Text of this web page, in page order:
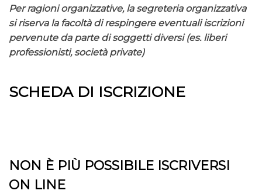
Per ragioni organizzative, la segreteria organizzativa
si riserva la facoltà di respingere eventuali iscrizioni
pervenute da parte di soggetti diversi (es. liberi
professionisti, società private)
SCHEDA DI ISCRIZIONE
NON È PIÙ POSSIBILE ISCRIVERSI
ON LINE